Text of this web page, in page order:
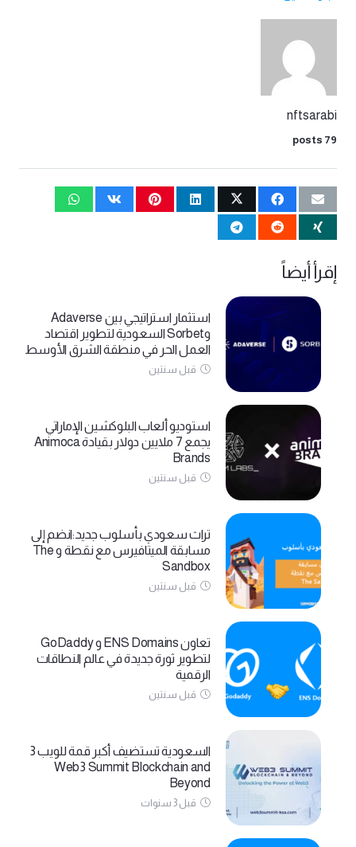
nftsarabi
79 posts
إقرأ أيضاً
استثمار استراتيجي بين Adaverse
وSorbet السعودية لتطوير اقتصاد
العمل الحر في منطقة الشرق الأوسط
قبل سنتين
استوديو ألعاب البلوكشين الإماراتي
يجمع 7 ملايين دولار بقيادة Animoca
Brands
قبل سنتين
تراث سعودي بأسلوب جديد:انضم إلى
مسابقة الميتافيرس مع نقطة و The
Sandbox
قبل سنتين
تعاون ENS Domains و GoDaddy
لتطوير ثورة جديدة في عالم النطاقات
الرقمية
قبل سنتين
السعودية تستضيف أكبر قمة للويب 3
Web3 Summit Blockchain and
Beyond
قبل 3 سنوات